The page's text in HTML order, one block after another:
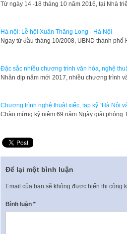
Từ ngày 14 -18 tháng 10 năm 2016, tại Nhà
Hà nội: Lễ hội Xuân Thăng Long - Hà Nội
​Ngay từ đầu tháng 10/2008, UBND thành
Đặc sắc nhiều chương trình văn hóa, nghệ
Nhân dịp năm mới 2017, nhiều chương trình
Chương trình nghệ thuật xiếc, tạp kỹ “Hà Nội
Chào mừng kỷ niệm 69 năm Ngày giải
Để lại một bình luận
Email của bạn sẽ không được hiển thị công
Bình luận *